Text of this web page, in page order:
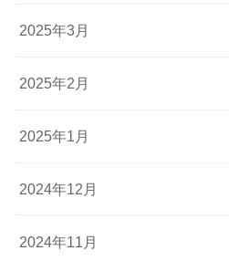
2025年3月
2025年2月
2025年1月
2024年12月
2024年11月